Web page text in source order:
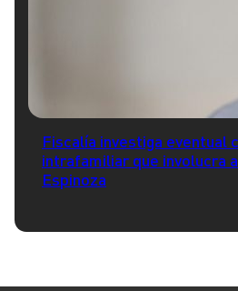
Fiscalía investiga eventual
intrafamiliar que involucra
Espinoza